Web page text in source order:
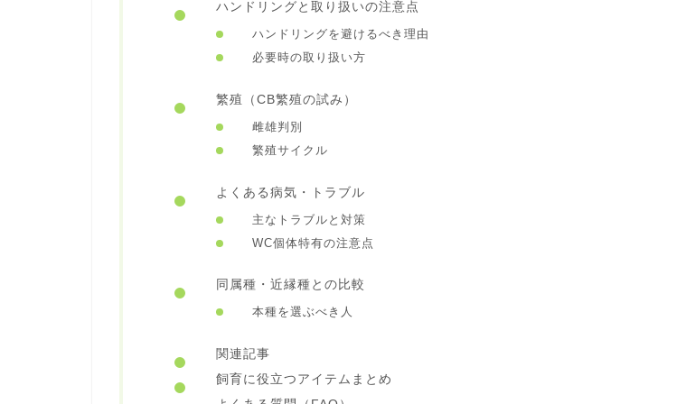
ハンドリングと取り扱いの注意点
ハンドリングを避けるべき理由
必要時の取り扱い方
繁殖（CB繁殖の試み）
雌雄判別
繁殖サイクル
よくある病気・トラブル
主なトラブルと対策
WC個体特有の注意点
同属種・近縁種との比較
本種を選ぶべき人
関連記事
飼育に役立つアイテムまとめ